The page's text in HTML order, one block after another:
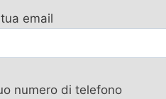
email
numero di telefono